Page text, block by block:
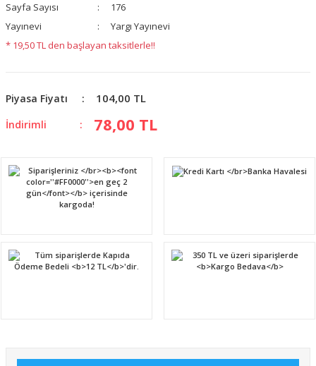
Sayfa Sayısı
176
Yayınevi
Yargı Yayınevi
* 19,50 TL den başlayan taksitlerle!!
Piyasa Fiyatı 104,00 TL
İndirimli 78,00 TL